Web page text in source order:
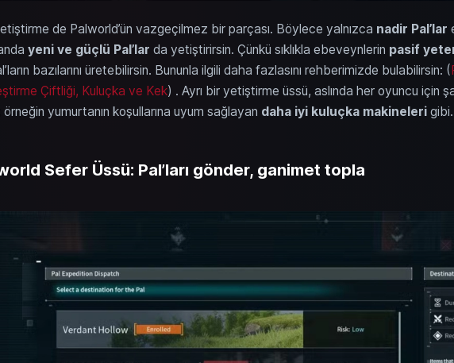
de Palworld’ün vazgeçilmez bir parçası. Böylece yalnızca nadir Pal’lar
yeni ve güçlü Pal’lar da yetiştirirsin. Çünkü sıklıkla ebeveynlerin pasif
bazılarını üretebilirsin. Bununla ilgili daha fazlasını rehberimizde bulabilirsin: (
Çiftliği, Kuluçka ve Kek) . Ayrı bir yetiştirme üssü, aslında her oyuncu için
örneğin yumurtanın koşullarına uyum sağlayan daha iyi kuluçka makinelerigibi.
Sefer Üssü: Pal’ları gönder, ganimet topla